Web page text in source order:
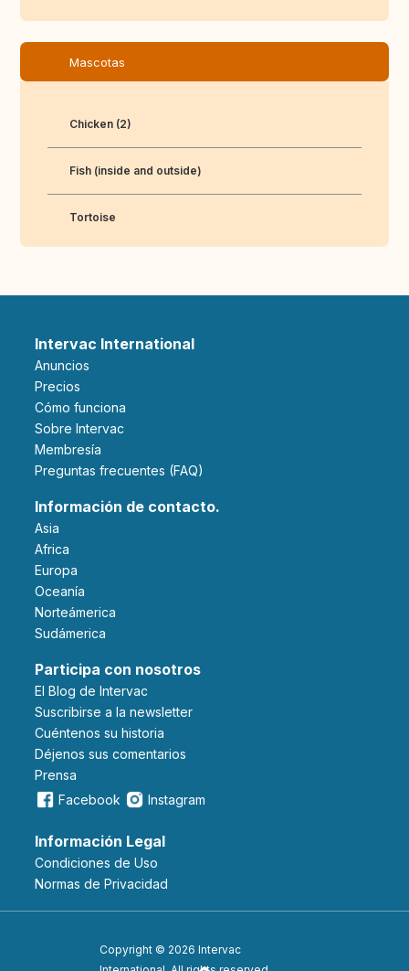
Mascotas
Chicken (2)
Fish (inside and outside)
Tortoise
Intervac International
Anuncios
Precios
Cómo funciona
Sobre Intervac
Membresía
Preguntas frecuentes (FAQ)
Información de contacto.
Asia
Africa
Europa
Oceanía
Norteámerica
Sudámerica
Participa con nosotros
El Blog de Intervac
Suscribirse a la newsletter
Cuéntenos su historia
Déjenos sus comentarios
Prensa
Facebook
Instagram
Información Legal
Condiciones de Uso
Normas de Privacidad
Copyright © 2026 Intervac